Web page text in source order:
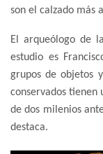
son el calzado más
El arqueólogo de
estudio es
grupos de objetos
conservados tienen
de dos milenios
destaca.